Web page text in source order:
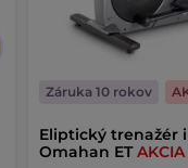
Eliptický trenažér
Omahan ETAKCIA
Záruka 10 rokov